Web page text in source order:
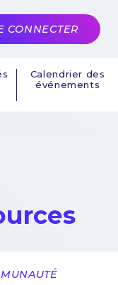
Calendrier des
événements
CONNECTER